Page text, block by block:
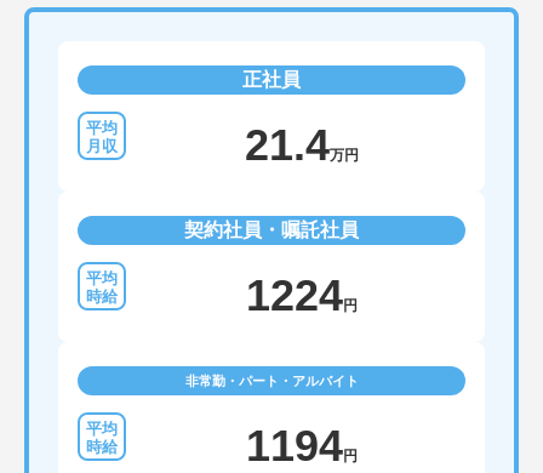
正社員
21.4万円
契約社員・嘱託社員
1224円
非常勤・パート・アルバイト
1194円